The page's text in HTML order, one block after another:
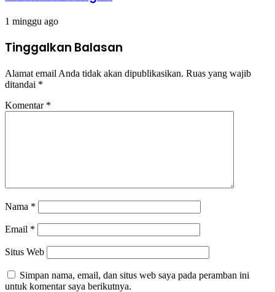
1 minggu ago
Tinggalkan Balasan
Alamat email Anda tidak akan dipublikasikan. Ruas yang wajib
ditandai *
Komentar *
Nama *
Email *
Situs Web
Simpan nama, email, dan situs web saya pada peramban ini
untuk komentar saya berikutnya.